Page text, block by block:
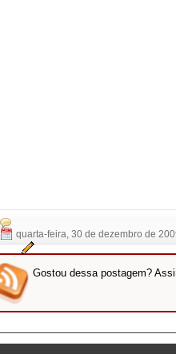
quarta-feira, 30 de dezembro de
Gostou dessa postagem?